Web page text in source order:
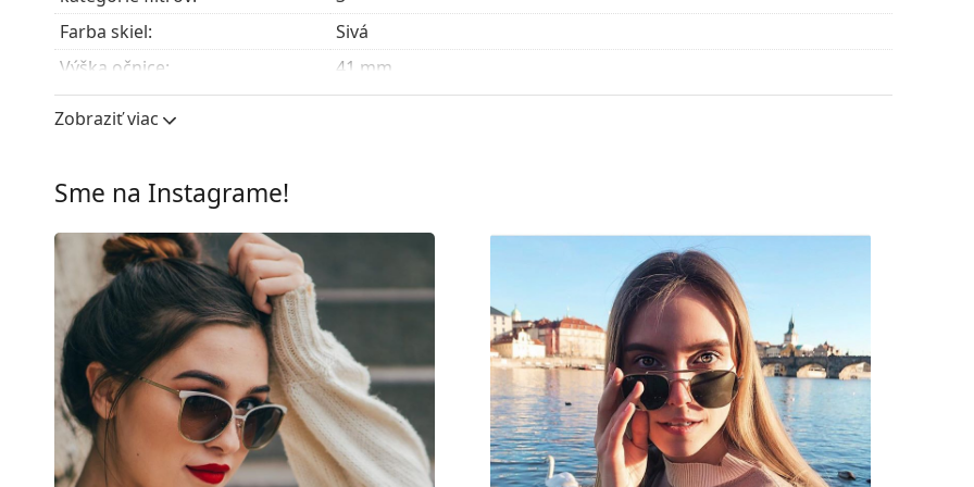
Farba skiel:
Sivá
Výška očnice:
41 mm
Šírka očnice:
51 mm
Rám
Tvar rámu:
Farba rámov:
Materiál rámov:
Veľkosť:
M
Šírka:
133 mm
Dĺžka stranice:
147 mm
Šírka mostíka:
16 mm
Zobraziť viac
Sme na Instagrame!